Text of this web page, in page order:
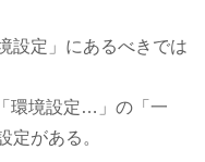
設定」にあるべきでは
環境設定…」の「一
定がある。